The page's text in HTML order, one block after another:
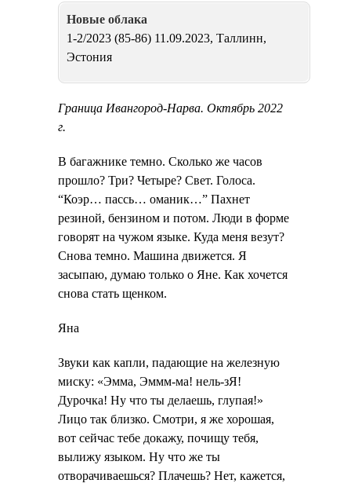
Новые oблака
1-2/2023 (85-86) 11.09.2023, Таллинн,
Эстония
Граница Ивангород-Нарва. Октябрь 2022
г.
В багажнике темно. Сколько же часов
прошло? Три? Четыре? Свет. Голоса.
“Коэр… пассь… оманик…” Пахнет
резиной, бензином и потом. Люди в форме
говорят на чужом языке. Куда меня везут?
Снова темно. Машина движется. Я
засыпаю, думаю только о Яне. Как хочется
снова стать щенком.
Яна
Звуки как капли, падающие на железную
миску: «Эмма, Эммм-ма! нель-зЯ!
Дурочка! Ну что ты делаешь, глупая!»
Лицо так близко. Смотри, я же хорошая,
вот сейчас тебе докажу, почищу тебя,
вылижу языком. Ну что же ты
отворачиваешься? Плачешь? Нет, кажется,